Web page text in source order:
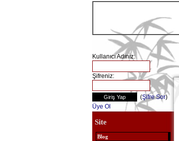
Kullanıcı Adınız:
Şifreniz:
(Şifre Sor)
Üye Ol
Site
Blog